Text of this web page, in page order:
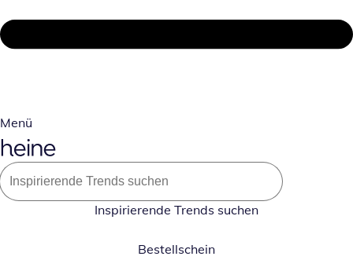
Menü
Inspirierende Trends suchen
Bestellschein